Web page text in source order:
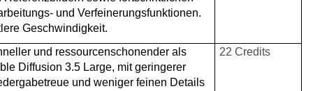
und Verfeinerungsfunktionen.
Geschwindigkeit.
und ressourcenschonender als
Diffusion 3.5 Large, mit geringerer
und weniger feinen Details
22 Credits